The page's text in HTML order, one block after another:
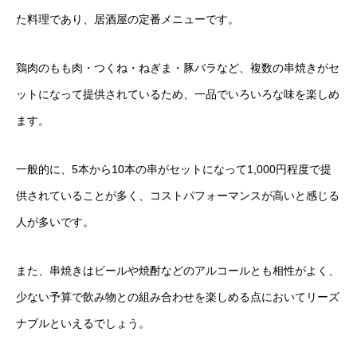
た料理であり、居酒屋の定番メニューです。
鶏肉のもも肉・つくね・ねぎま・豚バラなど、複数の串焼きがセ
ットになって提供されているため、一品でいろいろな味を楽しめ
ます。
一般的に、5本から10本の串がセットになって1,000円程度で提
供されていることが多く、コストパフォーマンスが高いと感じる
人が多いです。
また、串焼きはビールや焼酎などのアルコールとも相性がよく、
少ない予算で飲み物との組み合わせを楽しめる点においてリーズ
ナブルといえるでしょう。